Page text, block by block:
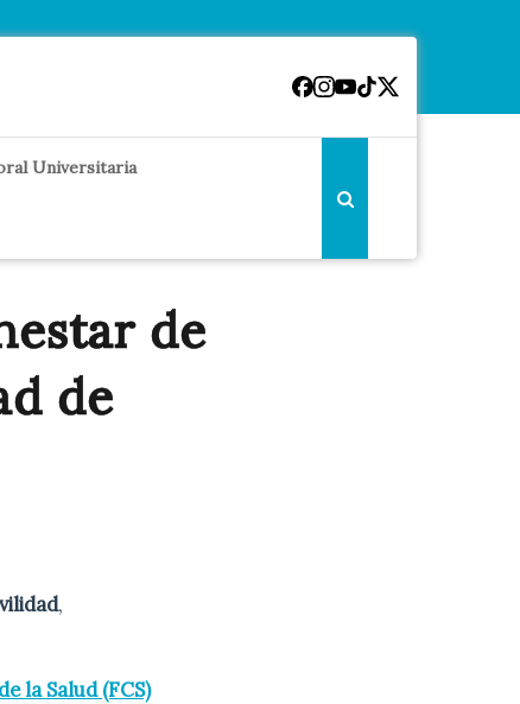
Universitaria
de
de
,
la Salud (FCS)